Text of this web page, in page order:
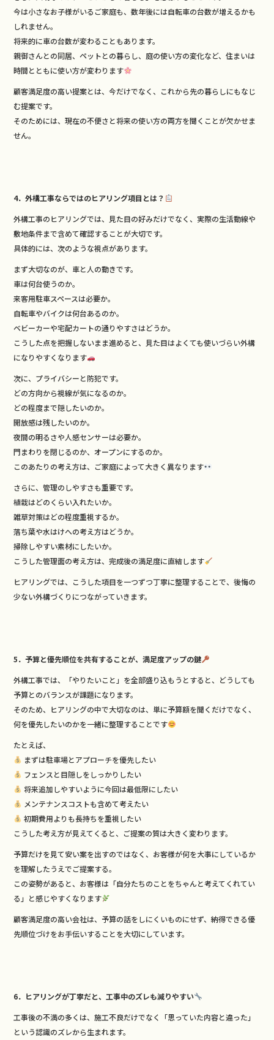
今は小さなお子様がいるご家庭も、数年後には自転車の台数が増えるかも
しれません。
将来的に車の台数が変わることもあります。
親御さんとの同居、ペットとの暮らし、庭の使い方の変化など、住まいは
時間とともに使い方が変わります
顧客満足度の高い提案とは、今だけでなく、これから先の暮らしにもなじ
む提案です。
そのためには、現在の不便さと将来の使い方の両方を聞くことが欠かせま
せん。
4．外構工事ならではのヒアリング項目とは？
外構工事のヒアリングでは、見た目の好みだけでなく、実際の生活動線や
敷地条件まで含めて確認することが大切です。
具体的には、次のような視点があります。
まず大切なのが、車と人の動きです。
車は何台使うのか。
来客用駐車スペースは必要か。
自転車やバイクは何台あるのか。
ベビーカーや宅配カートの通りやすさはどうか。
こうした点を把握しないまま進めると、見た目はよくても使いづらい外構
になりやすくなります
次に、プライバシーと防犯です。
どの方向から視線が気になるのか。
どの程度まで隠したいのか。
開放感は残したいのか。
夜間の明るさや人感センサーは必要か。
門まわりを閉じるのか、オープンにするのか。
このあたりの考え方は、ご家庭によって大きく異なります
さらに、管理のしやすさも重要です。
植栽はどのくらい入れたいか。
雑草対策はどの程度重視するか。
落ち葉や水はけへの考え方はどうか。
掃除しやすい素材にしたいか。
こうした管理面の考え方は、完成後の満足度に直結します
ヒアリングでは、こうした項目を一つずつ丁寧に整理することで、後悔の
少ない外構づくりにつながっていきます。
5．予算と優先順位を共有することが、満足度アップの鍵
外構工事では、「やりたいこと」を全部盛り込もうとすると、どうしても
予算とのバランスが課題になります。
そのため、ヒアリングの中で大切なのは、単に予算額を聞くだけでなく、
何を優先したいのかを一緒に整理することです
たとえば、
まずは駐車場とアプローチを優先したい
フェンスと目隠しをしっかりしたい
将来追加しやすいように今回は最低限にしたい
メンテナンスコストも含めて考えたい
初期費用よりも長持ちを重視したい
こうした考え方が見えてくると、ご提案の質は大きく変わります。
予算だけを見て安い案を出すのではなく、お客様が何を大事にしているか
を理解したうえでご提案する。
この姿勢があると、お客様は「自分たちのことをちゃんと考えてくれてい
る」と感じやすくなります
顧客満足度の高い会社は、予算の話をしにくいものにせず、納得できる優
先順位づけをお手伝いすることを大切にしています。
6．ヒアリングが丁寧だと、工事中のズレも減りやすい
工事後の不満の多くは、施工不良だけでなく「思っていた内容と違った」
という認識のズレから生まれます。